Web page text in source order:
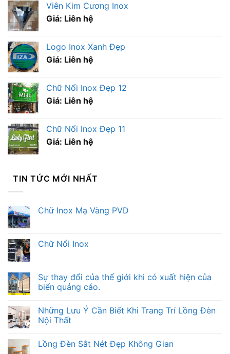
Viên Kim Cương Inox
Giá: Liên hệ
Logo Inox Xanh Đẹp
Giá: Liên hệ
Chữ Nổi Inox Đẹp 12
Giá: Liên hệ
Chữ Nổi Inox Đẹp 11
Giá: Liên hệ
TIN TỨC MỚI NHẤT
Chữ Inox Mạ Vàng PVD
Chữ Nổi Inox
Sự thay đổi của thế giới khi có xuất hiện của
biển quảng cáo.
Những Lưu Ý Cần Biết Khi Trang Trí Lồng Đèn
Nội Thất
Lồng Đèn Sắt Nét Đẹp Không Gian